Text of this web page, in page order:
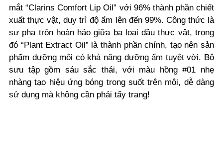
mắt “Clarins Comfort Lip Oil” với 96% thành phần chiết
xuất thực vật, duy trì độ ẩm lên đến 99%. Công thức là
sự pha trộn hoàn hảo giữa ba loại dầu thực vật, trong
đó “Plant Extract Oil” là thành phần chính, tạo nên sản
phẩm dưỡng môi có khả năng dưỡng ẩm tuyệt vời. Bộ
sưu tập gồm sáu sắc thái, với màu hồng #01 nhẹ
nhàng tạo hiệu ứng bóng trong suốt trên môi, dễ dàng
sử dụng mà không cần phải tẩy trang!